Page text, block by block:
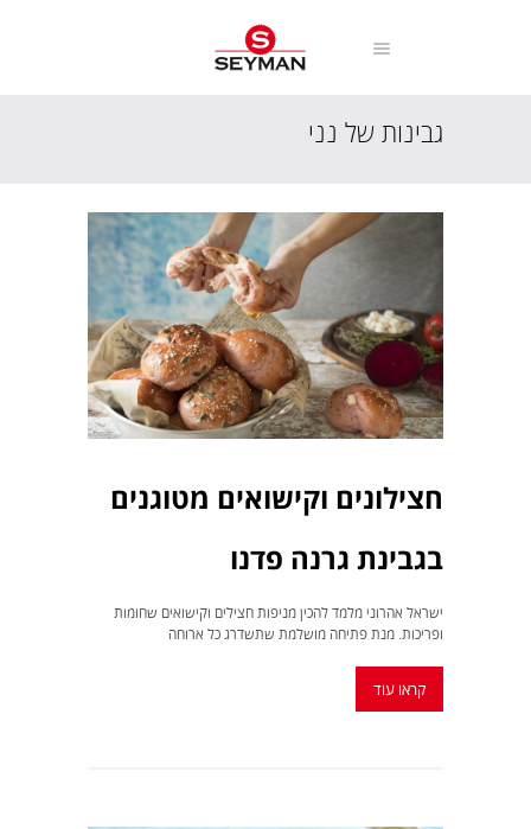
גבינות של נני
עמוד הבית מתכונים גבינות של נני
חצילונים וקישואים מטוגנים
בגבינת גרנה פדנו
ישראל אהרוני מלמד להכין מניפות חצילים וקישואים שחומות
ופריכות. מנת פתיחה מושלמת שתשדרג כל ארוחה
קראו עוד